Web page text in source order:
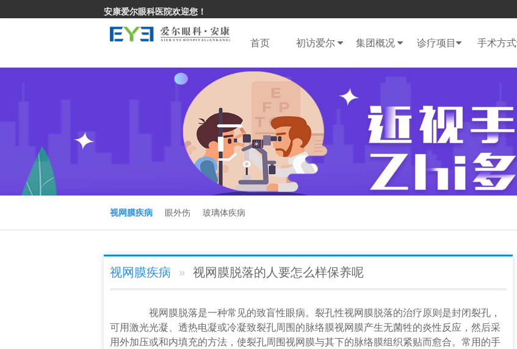
安康爱尔眼科医院欢迎您！
首页 初访爱尔 集团概况 诊疗项目 手术方式
视网膜疾病 眼外伤 玻璃体疾病
视网膜疾病 视网膜脱落的人要怎么样保养呢
视网膜脱落是一种常见的致盲性眼病。裂孔性视网膜脱落的治疗原则是封闭裂孔，
可用激光光凝、透热电凝或冷凝致裂孔周围的脉络膜视网膜产生无菌牲的炎性反应，然后采
用外加压或和内填充的方法，使裂孔周围视网膜与其下的脉络膜组织紧贴而愈合。常用的手